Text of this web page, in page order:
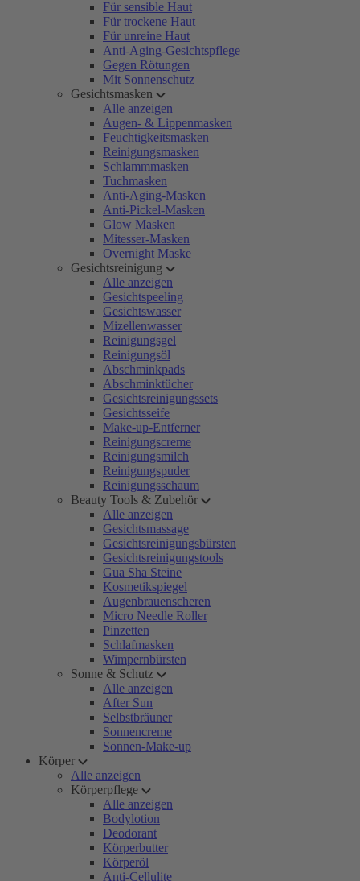
Für sensible Haut
Für trockene Haut
Für unreine Haut
Anti-Aging-Gesichtspflege
Gegen Rötungen
Mit Sonnenschutz
Gesichtsmasken
Alle anzeigen
Augen- & Lippenmasken
Feuchtigkeitsmasken
Reinigungsmasken
Schlammmasken
Tuchmasken
Anti-Aging-Masken
Anti-Pickel-Masken
Glow Masken
Mitesser-Masken
Overnight Maske
Gesichtsreinigung
Alle anzeigen
Gesichtspeeling
Gesichtswasser
Mizellenwasser
Reinigungsgel
Reinigungsöl
Abschminkpads
Abschminktücher
Gesichtsreinigungssets
Gesichtsseife
Make-up-Entferner
Reinigungscreme
Reinigungsmilch
Reinigungspuder
Reinigungsschaum
Beauty Tools & Zubehör
Alle anzeigen
Gesichtsmassage
Gesichtsreinigungsbürsten
Gesichtsreinigungstools
Gua Sha Steine
Kosmetikspiegel
Augenbrauenscheren
Micro Needle Roller
Pinzetten
Schlafmasken
Wimpernbürsten
Sonne & Schutz
Alle anzeigen
After Sun
Selbstbräuner
Sonnencreme
Sonnen-Make-up
Körper
Alle anzeigen
Körperpflege
Alle anzeigen
Bodylotion
Deodorant
Körperbutter
Körperöl
Anti-Cellulite